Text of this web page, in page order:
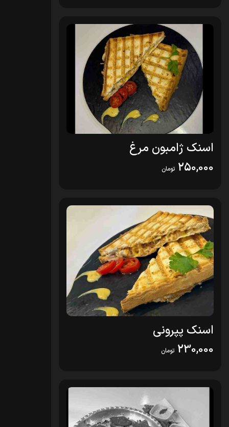
اسنک ژامبون مرغ
250,000 تومان
اسنک پپرونی
230,000 تومان